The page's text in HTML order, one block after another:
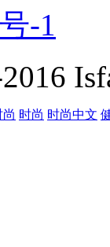
-1
时尚 时尚中文